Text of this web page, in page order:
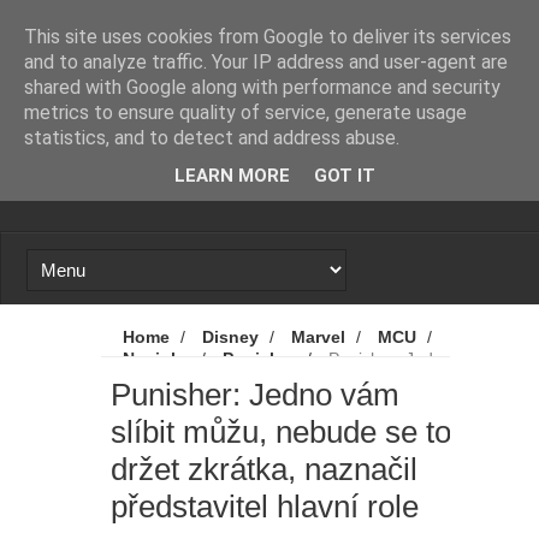
Loading...
Home / Disney / Marvel / MCU /
Novinky
/ Punisher /
Punisher: Jedno
vám slíbit můžu, nebude se to držet zkrátka,
naznačil představitel hlavní role
Punisher: Jedno vám
slíbit můžu, nebude se to
držet zkrátka, naznačil
představitel hlavní role
This site uses cookies from Google to deliver its services
and to analyze traffic. Your IP address and user-agent are
shared with Google along with performance and security
metrics to ensure quality of service, generate usage
statistics, and to detect and address abuse.
LEARN MORE GOT IT